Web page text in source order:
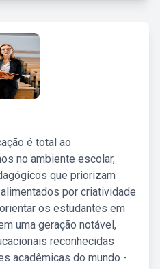
é total ao
no ambiente escolar,
que priorizam
por criatividade
os estudantes em
uma geração notável,
reconhecidas
acadêmicas do mundo -